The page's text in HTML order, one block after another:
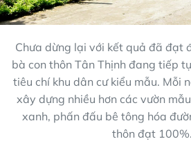
Chưa dừng lại với kết quả đã đạt
bà con thôn Tân Thịnh đang tiếp
tiêu chí khu dân cư kiểu mẫu. Mỗi
xây dựng nhiều hơn các vườn
xanh, phấn đấu bê tông hóa
thôn đạt